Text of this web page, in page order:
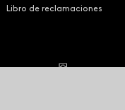
Libro de reclamaciones